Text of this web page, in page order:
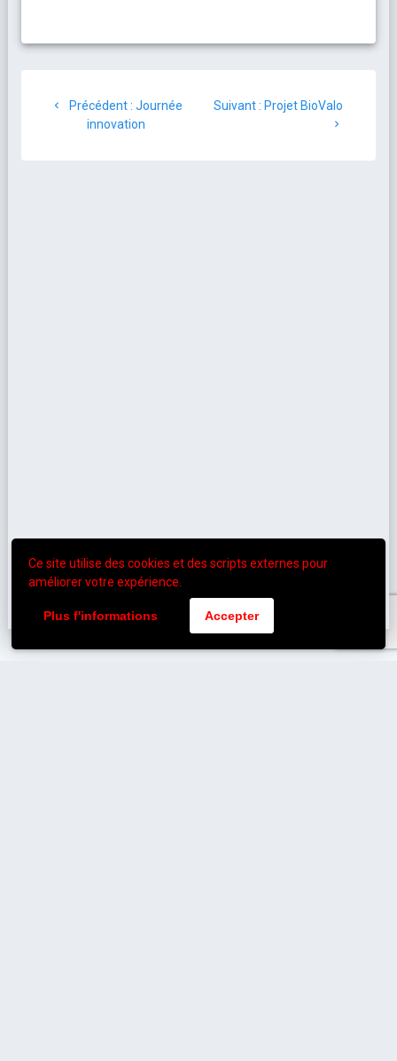
Ce site utilise des cookies et des scripts externes pour
améliorer votre expérience.
Plus f'informations Accepter
Précédent : Journée
innovation
Suivant : Projet BioValo